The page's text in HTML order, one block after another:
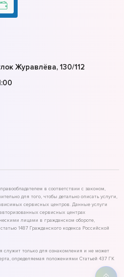
Журавлёва, 130/112
в соответствии с законом,
для того, чтобы детально описать услуги,
сервисных центров. Данные услуги
сервисных центрах
лицами в гражданском обороте,
1487 Гражданского кодекса Российской
служит только для ознакомления и не может
определяемая положениями Статьей 437 ГК